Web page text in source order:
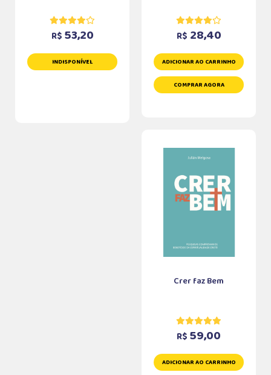
R$ 53,20
INDISPONÍVEL
R$ 28,40
ADICIONAR AO CARRINHO
COMPRAR AGORA
Crer faz Bem
R$ 59,00
ADICIONAR AO CARRINHO